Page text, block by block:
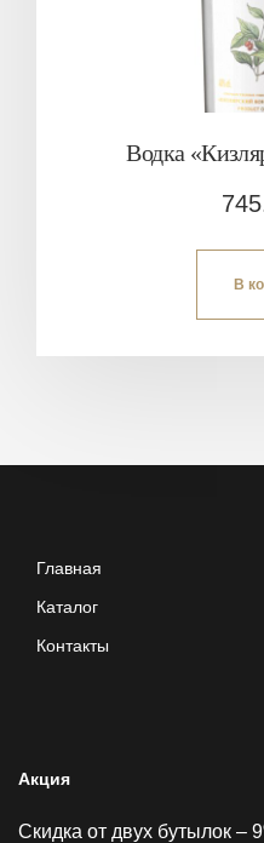
Водка
В
Главная
Каталог
Контакты
Акция
Скидка от двух бутылок –